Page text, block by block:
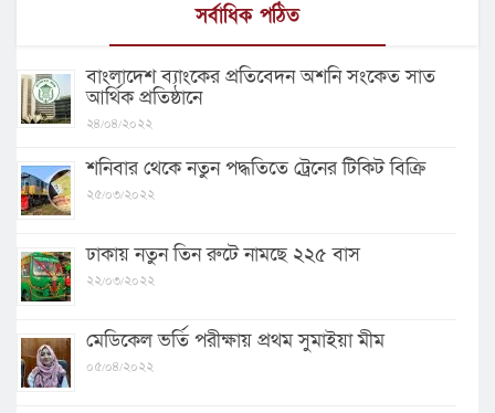
সর্বাধিক পঠিত
বাংলাদেশ ব্যাংকের প্রতিবেদন অশনি সংকেত সাত
আর্থিক প্রতিষ্ঠানে
২৪/০৪/২০২২
শনিবার থেকে নতুন পদ্ধতিতে ট্রেনের টিকিট বিক্রি
২৫/০৩/২০২২
ঢাকায় নতুন তিন রুটে নামছে ২২৫ বাস
২২/০৩/২০২২
মেডিকেল ভর্তি পরীক্ষায় প্রথম সুমাইয়া মীম
০৫/০৪/২০২২